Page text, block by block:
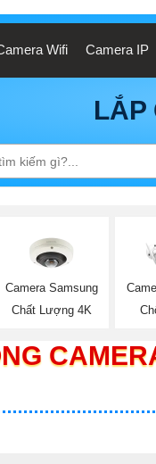
Wifi Camera IP
LẮP
Camera Samsung
Chất Lượng 4K